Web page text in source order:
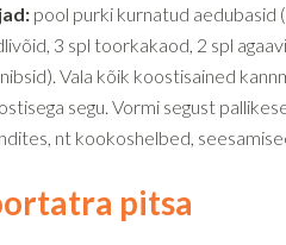
pool purki kurnatud aedubasid (
3 spl toorkakaod, 2 spl
Vala kõik koostisained
segu. Vormi segust
nt kookoshelbed,
pitsa